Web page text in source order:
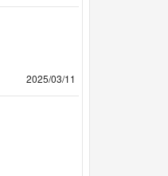
2025/03/11